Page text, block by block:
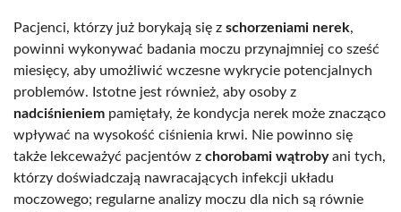
Pacjenci, którzy już borykają się z schorzeniami nerek,
powinni wykonywać badania moczu przynajmniej co sześć
miesięcy, aby umożliwić wczesne wykrycie potencjalnych
problemów. Istotne jest również, aby osoby z
nadciśnieniem pamiętały, że kondycja nerek może znacząco
wpływać na wysokość ciśnienia krwi. Nie powinno się
także lekceważyć pacjentów z chorobami wątrobyani tych,
którzy doświadczają nawracających infekcji układu
moczowego; regularne analizy moczu dla nich są równie